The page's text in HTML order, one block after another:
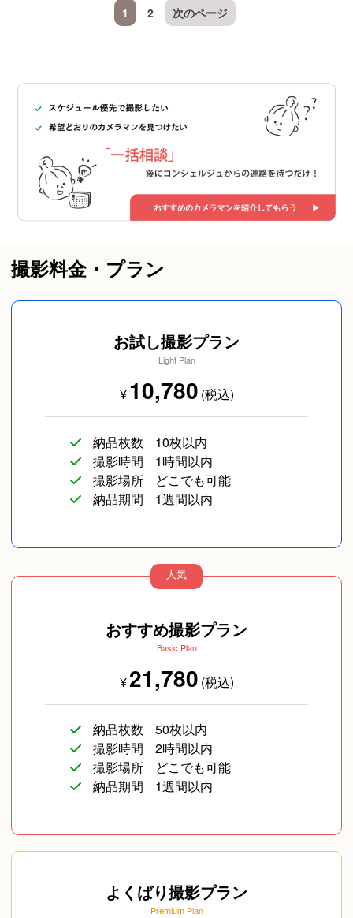
1 2 次のページ
撮影料金・プラン
お試し撮影プラン
Light Plan
¥10,780 (税込)
納品枚数
10枚以内
撮影時間
1時間以内
撮影場所
どこでも可能
納品期間
1週間以内
人気
おすすめ撮影プラン
Basic Plan
¥21,780 (税込)
納品枚数
50枚以内
撮影時間
2時間以内
撮影場所
どこでも可能
納品期間
1週間以内
よくばり撮影プラン
Premium Plan